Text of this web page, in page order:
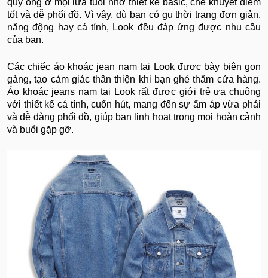
quý ông ở mọi lứa tuổi nhờ thiết kế basic, che khuyết điểm
tốt và dễ phối đồ. Vì vậy, dù bạn có gu thời trang đơn giản,
năng động hay cá tính, Look đều đáp ứng được nhu cầu
của bạn.
Các chiếc áo khoác jean nam tại Look được bày biện gọn
gàng, tạo cảm giác thân thiện khi bạn ghé thăm cửa hàng.
Áo khoác jeans nam tại Look rất được giới trẻ ưa chuộng
với thiết kế cá tính, cuốn hút, mang đến sự ấm áp vừa phải
và dễ dàng phối đồ, giúp bạn linh hoạt trong mọi hoàn cảnh
và buổi gặp gỡ.